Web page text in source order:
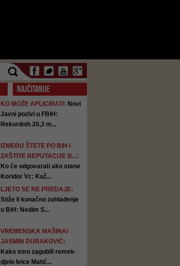
NAJČITANIJE
KO MOŽE APLICIRATI: Novi
Javni pozivi u FBiH:
Rekordnih 20,3 m...
IZMEĐU ŠTETE PO BIH I
ZAŠTITE REPUTACIJE B...:
Ko će odgovarati ako stane
Koridor Vc: Kaž...
LJETO SE NE PREDAJE:
Stiže li konačno zahlađenje
u BiH: Nedim S...
VREMENSKA MAŠINA/
JASMIN DURAKOVIĆ:
Kako smo zagubili remek-
djelo Ivice Matić...